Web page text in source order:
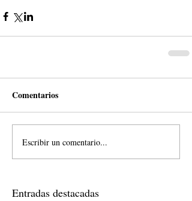
Comentarios
Escribir un comentario...
Entradas destacadas